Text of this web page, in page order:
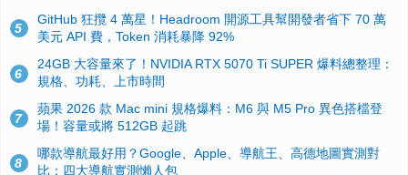
5
GitHub 狂攬 4 萬星！Headroom 開源工具幫開發者省下 70 萬
美元 API 費，Token 消耗暴降 92%
6
24GB 大容量來了！NVIDIA RTX 5070 Ti SUPER 爆料總整理：
規格、功耗、上市時間
7
蘋果 2026 款 Mac mini 規格爆料：M6 與 M5 Pro 異色搭檔登
場！容量或將 512GB 起跳
8
哪款導航最好用？Google、Apple、導航王、高德地圖實測對
比：四大導航實測懶人包